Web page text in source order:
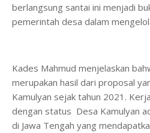
berlangsung santai ini menjadi
pemerintah desa dalam
​Kades Mahmud menjelaskan
merupakan hasil dari proposal
Kamulyan sejak tahun 2021.
dengan status Desa Kamulyan
di Jawa Tengah yang